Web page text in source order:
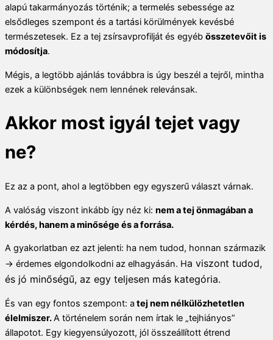
alapú takarmányozás történik; a termelés sebessége az
elsődleges szempont és a tartási körülmények kevésbé
természetesek. Ez a tej zsírsavprofilját és egyéb összetevőit is
módosítja.
Mégis, a legtöbb ajánlás továbbra is úgy beszél a tejről, mintha
ezek a különbségek nem lennének relevánsak.
Akkor most igyál tejet vagy
ne?
Ez az a pont, ahol a legtöbben egy egyszerű választ várnak.
A valóság viszont inkább így néz ki: nem a tej önmagában a
kérdés, hanem a minősége és a forrása.
A gyakorlatban ez azt jelenti: ha nem tudod, honnan származik
→ érdemes elgondolkodni az elhagyásán. Ha viszont tudod,
és jó minőségű, az egy teljesen más kategória.
És van egy fontos szempont: a tej nem nélkülözhetetlen
élelmiszer.A történelem során nem írtak le „tejhiányos”
állapotot. Egy kiegyensúlyozott, jól összeállított étrend